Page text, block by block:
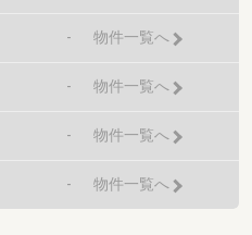
- 物件一覧へ
- 物件一覧へ
- 物件一覧へ
- 物件一覧へ